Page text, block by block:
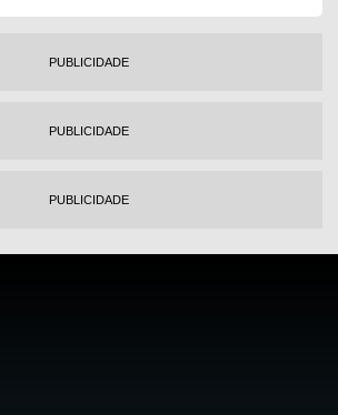
PUBLICIDADE
PUBLICIDADE
PUBLICIDADE